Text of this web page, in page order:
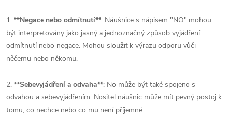
1. **Negace nebo odmítnutí**: Náušnice s nápisem "NO" mohou
být interpretovány jako jasný a jednoznačný způsob vyjádření
odmítnutí nebo negace. Mohou sloužit k výrazu odporu vůči
něčemu nebo někomu.
2. **Sebevyjádření a odvaha**: No může být také spojeno s
odvahou a sebevyjádřením. Nositel náušnic může mít pevný postoj k
tomu, co nechce nebo co mu není příjemné.